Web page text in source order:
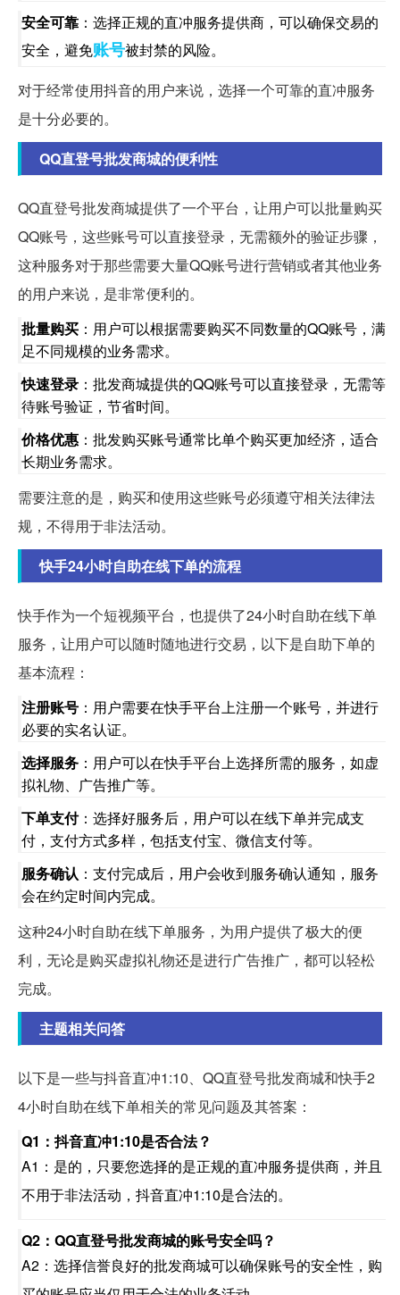
安全可靠 ：选择正规的直冲服务提供商，可以确保交易的
安全，避免账号被封禁的风险。
对于经常使用抖音的用户来说，选择一个可靠的直冲服务
是十分必要的。
QQ直登号批发商城的便利性
QQ直登号批发商城提供了一个平台，让用户可以批量购买
QQ账号，这些账号可以直接登录，无需额外的验证步骤，
这种服务对于那些需要大量QQ账号进行营销或者其他业务
的用户来说，是非常便利的。
批量购买 ：用户可以根据需要购买不同数量的QQ账号，满
足不同规模的业务需求。
快速登录 ：批发商城提供的QQ账号可以直接登录，无需等
待账号验证，节省时间。
价格优惠 ：批发购买账号通常比单个购买更加经济，适合
长期业务需求。
需要注意的是，购买和使用这些账号必须遵守相关法律法
规，不得用于非法活动。
快手24小时自助在线下单的流程
快手作为一个短视频平台，也提供了24小时自助在线下单
服务，让用户可以随时随地进行交易，以下是自助下单的
基本流程：
注册账号 ：用户需要在快手平台上注册一个账号，并进行
必要的实名认证。
选择服务 ：用户可以在快手平台上选择所需的服务，如虚
拟礼物、广告推广等。
下单支付：选择好服务后，用户可以在线下单并完成支
付，支付方式多样，包括支付宝、微信支付等。
服务确认 ：支付完成后，用户会收到服务确认通知，服务
会在约定时间内完成。
这种24小时自助在线下单服务，为用户提供了极大的便
利，无论是购买虚拟礼物还是进行广告推广，都可以轻松
完成。
主题相关问答
以下是一些与抖音直冲1:10、QQ直登号批发商城和快手2
4小时自助在线下单相关的常见问题及其答案：
Q1：抖音直冲1:10是否合法？
A1：是的，只要您选择的是正规的直冲服务提供商，并且
不用于非法活动，抖音直冲1:10是合法的。
Q2：QQ直登号批发商城的账号安全吗？
A2：选择信誉良好的批发商城可以确保账号的安全性，购